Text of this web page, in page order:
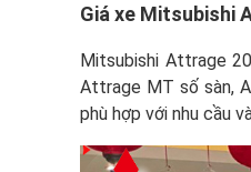
Giá xe Mitsubishi
Mitsubishi Attrage
Attrage MT số sàn,
phù hợp với nhu cầu